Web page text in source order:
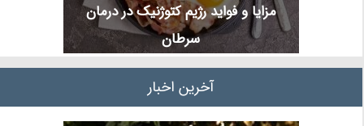
مزایا و فواید رژیم کتوژنیک در درمان
سرطان
آخرین اخبار